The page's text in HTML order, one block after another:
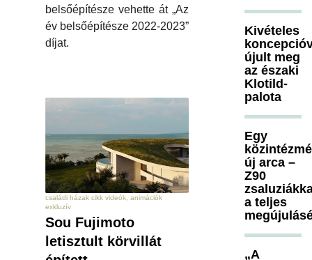
belsőépítésze vehette át „Az
év belsőépítésze 2022-2023”
díjat.
családi házak cikk videók, animációk
exkluzív
Sou Fujimoto
letisztult körvillát
Kivételes
újult meg
az északi
Klotild-
palota
Egy
új arca –
Z90
a teljes
„A